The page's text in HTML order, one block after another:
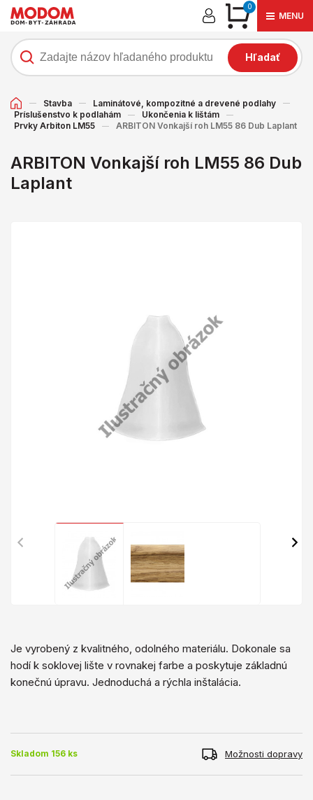
0
MENU
Hľadať
Stavba
Laminátové, kompozitné a drevené podlahy
Príslušenstvo k podlahám
Ukončenia k lištám
Prvky Arbiton LM55
ARBITON Vonkajší roh LM55 86 Dub Laplant
ARBITON Vonkajší roh LM55 86 Dub
Laplant
Je vyrobený z kvalitného, ​​odolného materiálu. Dokonale sa
hodí k soklovej lište v rovnakej farbe a poskytuje základnú
konečnú úpravu. Jednoduchá a rýchla inštalácia.
Skladom 156 ks Možnosti dopravy